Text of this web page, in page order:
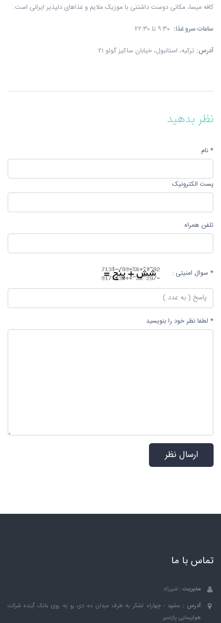
کافه میسا، مکانی دوست داشتنی با موزیک ملایم و غذاهای دلپذیر ایرانی است.
ساعات سرو غذا:
آدرس: ترکیه، استانبول، خیابان ساکیز گولو ۲۱
نظر بدهید
* نام
پست الکترونیک
تلفن همراه
* سوال امنیتی :
* لطفا نظر خود را بنویسید
تماس با ما
مدیریت : شیرزاد
آدرس : مشهد - چهاراه لشکر به طرف میدان ده دی رو به روی بانک ٱینده شرکت
هواپیمایی پاژسیر